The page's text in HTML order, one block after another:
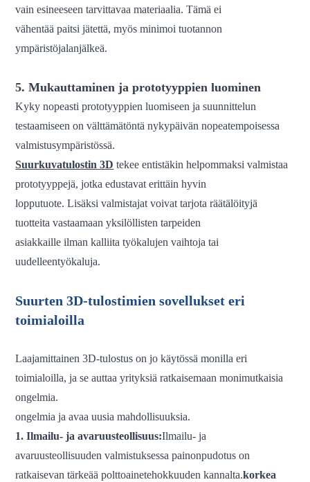
vain esineeseen tarvittavaa materiaalia. Tämä ei
vähentää paitsi jätettä, myös minimoi tuotannon
ympäristöjalanjälkeä.
5. Mukauttaminen ja prototyyppien luominen
Kyky nopeasti prototyyppien luomiseen ja suunnittelun
testaamiseen on välttämätöntä nykypäivän nopeatempoisessa
valmistusympäristössä.
Suurkuvatulostin 3D tekee entistäkin helpommaksi valmistaa
prototyyppejä, jotka edustavat erittäin hyvin
lopputuote. Lisäksi valmistajat voivat tarjota räätälöityjä
tuotteita vastaamaan yksilöllisten tarpeiden
asiakkaille ilman kalliita työkalujen vaihtoja tai
uudelleentyökaluja.
Suurten 3D-tulostimien sovellukset eri
toimialoilla
Laajamittainen 3D-tulostus on jo käytössä monilla eri
toimialoilla, ja se auttaa yrityksiä ratkaisemaan monimutkaisia ​​
ongelmia.
ongelmia ja avaa uusia mahdollisuuksia.
1. Ilmailu- ja avaruusteollisuus:Ilmailu- ja
avaruusteollisuuden valmistuksessa painonpudotus on
ratkaisevan tärkeää polttoainetehokkuuden kannalta.korkea